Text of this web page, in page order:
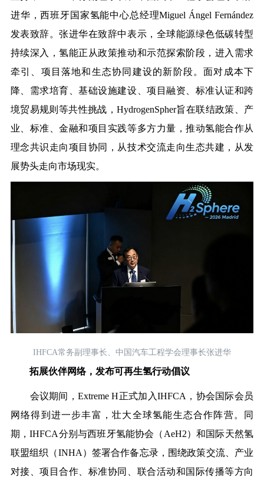
进华 ，西班牙国家氢能中心总经理Miguel Ángel Fernández
发表致辞。张进华在致辞中表示，全球能源绿色低碳转型
持续深入，氢能正从政策推动和示范探索阶段，进入需求
牵引、项目落地和生态协同建设的新阶段。面对成本下
降、需求培育、基础设施建设、项目融资、标准认证和跨
境贸易规则等共性挑战，HydrogenSpher旨在联结政策、产
业、标准、金融和项目实践等多方力量，推动氢能合作从
理念共识走向项目协同，从技术交流走向生态共建，从发
展势头走向市场现实。
IHFCA常务副理事长、中国汽车工程学会理事长张进华
拓展伙伴网络，发布可再生氢行动倡议
会议期间，Extreme H正式加入IHFCA，协会国际会员
网络得到进一步丰富，壮大全球氢能生态合作阵营。同
期，IHFCA分别与西班牙氢能协会（AeH2）和国际天然氢
联盟组织（INHA）签署合作备忘录，围绕政策交流、产业
对接、项目合作、标准协同、联合活动和国际传播等方向